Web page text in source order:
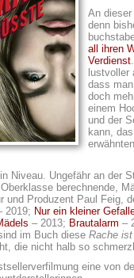
An
denn
all ihren
Verdienst
dass
doch
einem
und der
kann,
Niveau. Ungefähr an der
berechnende,
und Produzent Paul Feig,
2019; Nur ein kleiner
– 2013; Brautalarm –
im Buch diese Rache
die nicht halb so
eine von